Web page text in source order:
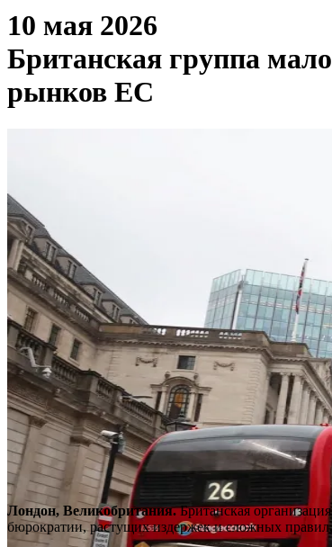
10 мая 2026
Британская группа
рынков ЕС
Лондон, Великобритания.Британская
бюрократии, растущих издержек и сложных